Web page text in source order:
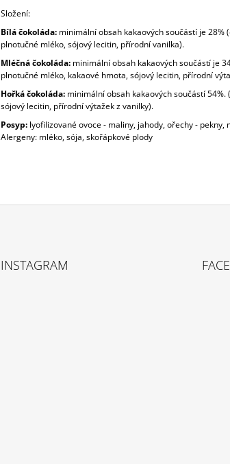
Složení:
Bílá čokoláda:minimální obsah kakaových součástí je 28%
plnotučné mléko, sójový lecitin, přírodní vanilka).
Mléčná čokoláda:minimální obsah kakaových součástí je
plnotučné mléko, kakaové hmota, sójový lecitin, přírodní
Hořká čokoláda:minimální obsah kakaových součástí 54%.
sójový lecitin, přírodní výtažek z vanilky).
Posyp:lyofilizované ovoce - maliny, jahody, ořechy - pekny,
Alergeny: mléko, sója, skořápkové plody
INSTAGRAM